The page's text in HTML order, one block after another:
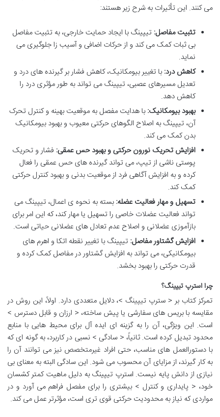
می کنند. این تأثیرات به شرح زیر هستند:
تثبیت مفاصل: تیپینگ با ایجاد حمایت خارجی، به تثبیت مفاصل
بی ثبات کمک می کند و از حرکات اضافی و آسیب زا جلوگیری می
نماید.
کاهش درد: با تغییر بیومکانیک، کاهش فشار بر گیرنده های درد و
تعدیل مسیرهای عصبی، تیپینگ می تواند به طور مؤثری درد را
کاهش دهد.
بهبود بیومکانیک: با هدایت مفصل به موقعیت بهینه و کنترل تحرک
آن، تیپینگ به اصلاح الگوهای حرکتی معیوب و بهبود بیومکانیک
بدن کمک می کند.
افزایش تحریک نورون حرکتی و بهبود حس عمقی: فشار و تحریک
پوستی ناشی از تیپ، می تواند گیرنده های حس عمقی را فعال
کرده و به افزایش آگاهی فرد از موقعیت بدنی و بهبود کنترل حرکتی
کمک کند.
تسهیل و مهار فعالیت عضله: بسته به نحوه ی اعمال، تیپینگ می
تواند فعالیت عضلات خاصی را تسهیل یا مهار کند، که این امر برای
بازآموزی عضلانی و اصلاح عدم تعادل های عضلانی حیاتی است.
افزایش گشتاور مفاصل: تیپینگ با تغییر نقطه اتکا و اهرم های
بیومکانیکی، می تواند به افزایش گشتاور در مفاصل کمک کرده و
قدرت حرکتی را بهبود بخشد.
چرا استرپ تیپینگ؟
تمرکز کتاب بر < سترپ تیپینگ >، دلایل متعددی دارد. اولاً، این روش در
مقایسه با بریس های سفارشی یا پیش ساخته، < ارزان و قابل دسترس >
است. این ویژگی، آن را به گزینه ای ایده آل برای محیط هایی با منابع
محدود تبدیل کرده است. ثانیاً، < سادگی > نسبی در کاربرد، به گونه ای که
با دستورالعمل های مناسب، حتی افراد غیرمتخصص نیز می توانند آن را
به کار گیرند، از مزایای آن محسوب می شود. این سادگی البته به معنای بی
نیازی از دانش پایه نیست. استرپ تیپینگ به دلیل ماهیت کمتر کشسان
خود، < پایداری و کنترل > بیشتری را برای مفصل فراهم می آورد و در
مواردی که نیاز به محدودیت حرکتی قوی تری است، مؤثرتر عمل می کند.